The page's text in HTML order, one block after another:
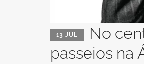
13 JUL
No
passeios na